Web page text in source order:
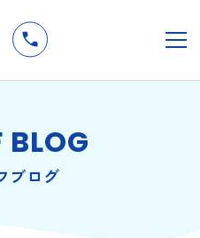
BLOG
ブログ